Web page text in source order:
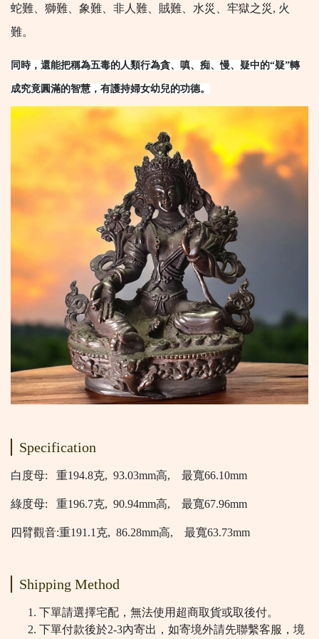
蛇難、獅難、象難、非人難、賊難、水災、牢獄之災, 火
難。
同時，還能把稱為五毒的人類行為貪、嗔、痴、慢、疑中的“疑”轉
成究竟圓滿的智慧，有護持婦女幼兒的功德。
Specification
白度母: 重194.8克, 93.03mm高, 最寬66.10mm
綠度母: 重196.7克, 90.94mm高, 最寬67.96mm
四臂觀音:重191.1克, 86.28mm高, 最寬63.73mm
Shipping Method
下單請選擇宅配，無法使用超商取貨或取後付。
下單付款後於2-3內寄出，如寄境外請先聯繫客服，境